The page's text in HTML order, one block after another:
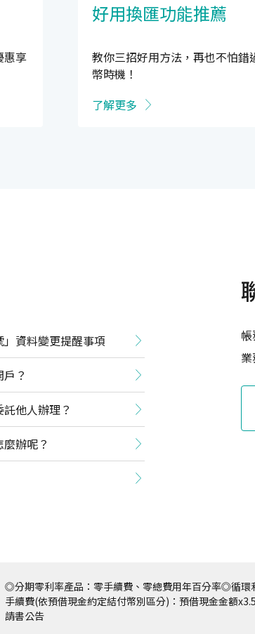
惠享
好用換匯功能推薦
教你三招好用方法，再也不怕錯
幣時機！
了解更多
資料變更提醒事項
？
他人辦理？
辦呢？
◎分期零利率產品：零手續費、零總費用年百分率◎循
手續費(依預借現金約定結付幣別區分)：預借現金金額
請書公告